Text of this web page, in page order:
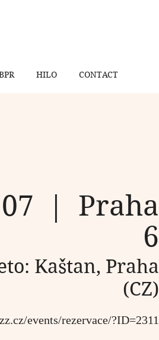
HILO CONTACT
  |
Praha
6
Kaštan, Praha
(CZ)
events/rezervace/?ID=2311